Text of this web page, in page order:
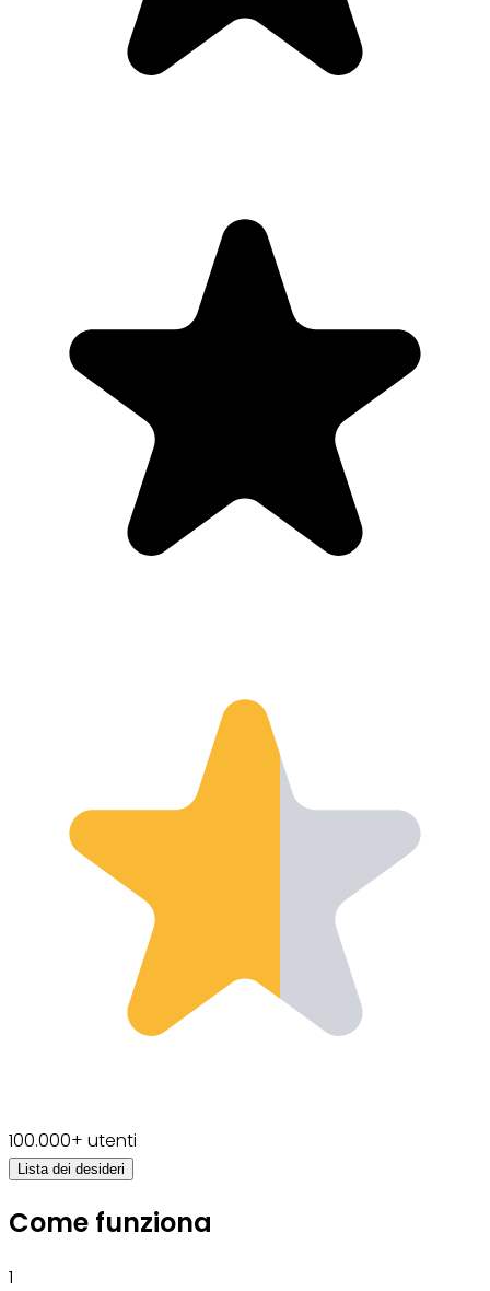
100.000+ utenti
Lista dei desideri
Come funziona
1